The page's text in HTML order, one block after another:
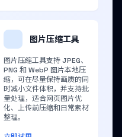
图片压缩工具
图片压缩工具支持 JPEG、
PNG 和 WebP 图片本地压
缩，可在尽量保持画质的同
时减小文件体积，并支持批
量处理，适合网页图片优
化、上传前压缩和日常素材
整理。